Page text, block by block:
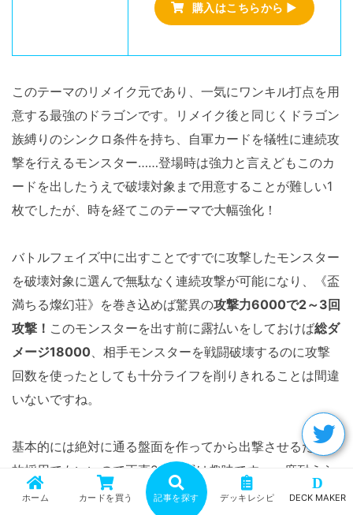
購入はこちらから ▶
このテーマのリメイク元であり、一気にワンキル打点を用
意する最強のドラゴンです。リメイク後と同じくドラゴン
族縛りのシンクロ条件を持ち、自軍カードを犠牲に連続攻
撃を行えるモンスター……登場時は強力と言えどもこのカ
ードを出したうえで破壊対象まで用意することが難しい1
枚でしたが、時を経てこのテーマで大幅強化！
バトルフェイズ中に出すことですでに攻撃したモンスター
を破壊対象に選んで無駄なく連続攻撃が可能になり、《盃
満ちる燦幻荘》を巻き込めば驚異の攻撃力6000で2～3回
攻撃！ このモンスターを出す前に露払いをしておけば総ダ
メージ18000 、相手モンスターを戦闘破壊するのに攻撃
回数を使ったとしても十分ライフを削りきれることは間違
いないですね。
基本的には絶対に通る盤面を作ってから出撃させるため1
枚採用でもいいので正直2枚採用は趣味です。一度耐えら
れてしまってももう一度ここまで繋げられるデッキ出力自
ホーム カードを買う 記事を探す デッキレシピ
D
DECK MAKER